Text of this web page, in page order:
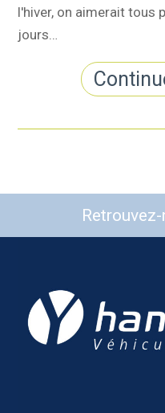
l'hiver, on aimerait tous
jours…